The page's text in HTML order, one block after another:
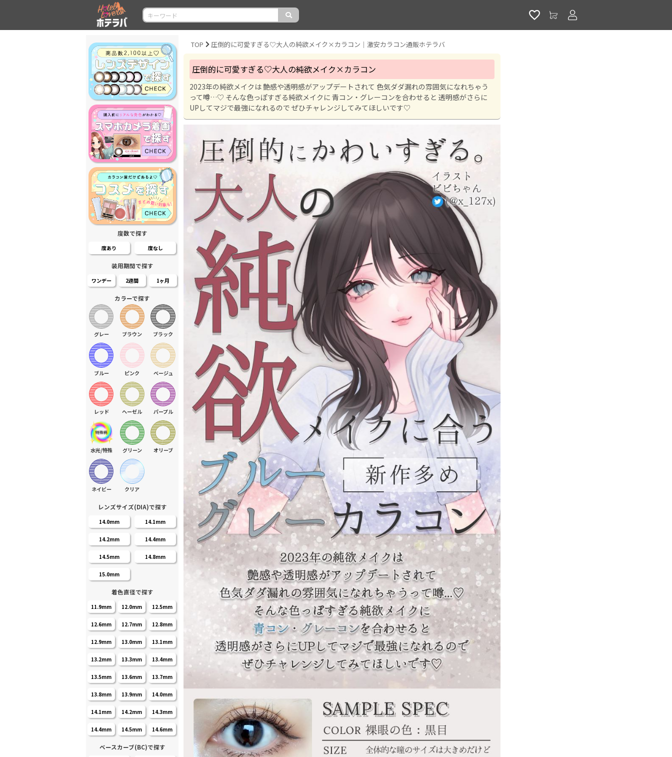
度数で探す
度あり 度なし
装用期間で探す
ワンデー 2週間 1ヶ月
カラーで探す
グレー ブラウン ブラック
ブルー ピンク ベージュ
レッド ヘーゼル パープル
水光/特殊 グリーン オリーブ
ネイビー クリア
レンズサイズ(DIA)で探す
14.0mm 14.1mm
14.2mm 14.4mm
14.5mm 14.8mm
15.0mm
着色直径で探す
11.9mm 12.0mm 12.5mm
12.6mm 12.7mm 12.8mm
12.9mm 13.0mm 13.1mm
13.2mm 13.3mm 13.4mm
13.5mm 13.6mm 13.7mm
13.8mm 13.9mm 14.0mm
14.1mm 14.2mm 14.3mm
14.4mm 14.5mm 14.6mm
ベースカーブ(BC)で探す
TOP 圧倒的に可愛すぎる♡大人の純欲メイク×カラコン｜激安カラコン通販ホテラバ
圧倒的に可愛すぎる♡大人の純欲メイク×カラコン
2023年の純欲メイクは 艶感や透明感がアップデートされて 色気ダダ漏れの雰囲気になれちゃう
って噂…♡ そんな色っぽすぎる純欲メイクに 青コン・グレーコンを合わせると 透明感がさらに
UPしてマジで最強になれるので ぜひチャレンジしてみてほしいです♡